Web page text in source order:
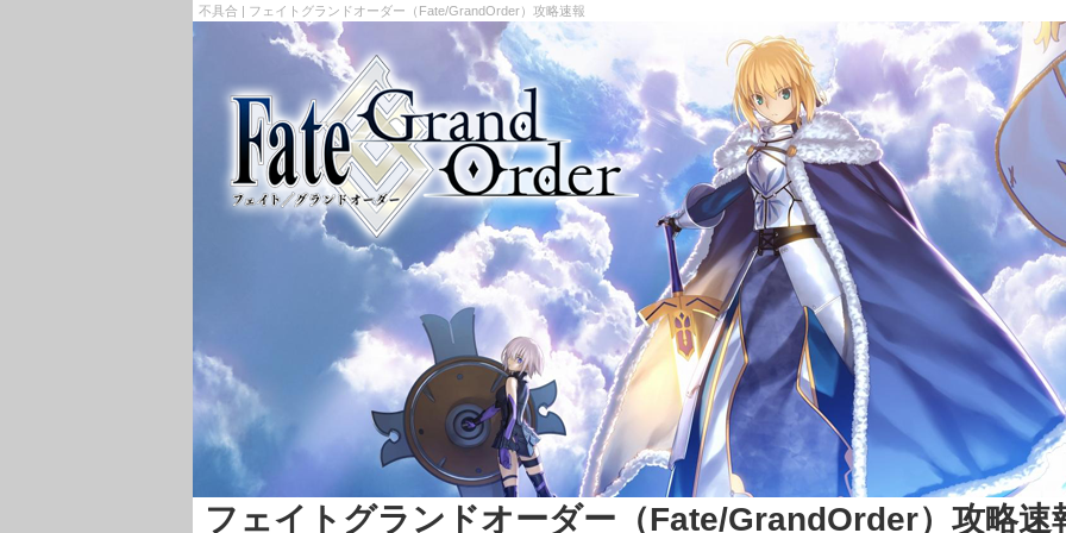
不具合 | フェイトグランドオーダー（Fate/GrandOrder）攻略速報
フェイトグランドオーダー（Fate/GrandOrder）攻略速